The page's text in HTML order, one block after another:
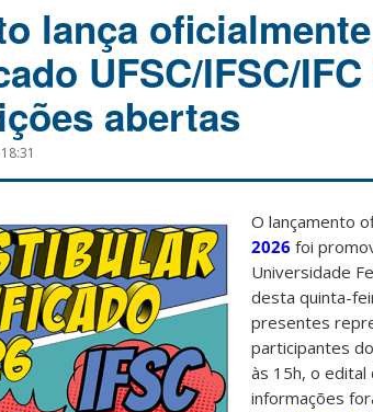
lança
UFSC/IFSC/
abertas
O lançamento
2026 foi
Universidade
desta quinta-
presentes
participantes
às 15h, o edital
informações